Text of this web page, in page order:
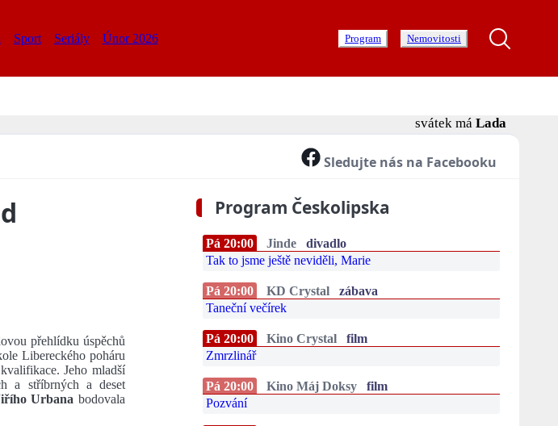
Sport Seriály Únor 2026 Program Nemovitosti
svátek má Lada
Sledujte nás na Facebooku
přehlídku úspěchů
Libereckého poháru
Jeho mladší
a stříbrných a deset
Urbana bodovala
Program Českolipska
Pá 20:00 Jinde
divadlo
Tak to jsme ještě neviděli, Marie
Pá 20:00 KD Crystal
zábava
Taneční večírek
Pá 20:00 Kino Crystal
film
Zmrzlinář
Pá 20:00 Kino Máj Doksy
film
Pozvání